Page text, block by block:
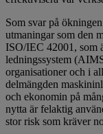
Som svar på
utmaningar som den
ISO/IEC 42001, som
ledningssystem
organisationer och i
delmängden
och ekonomin på
nytta är felaktig
stor risk som kräver